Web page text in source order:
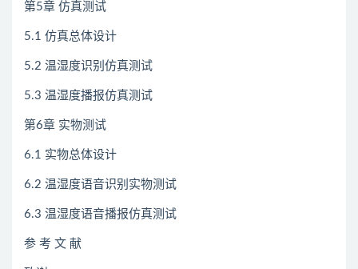
第5章 仿真测试
5.1 仿真总体设计
5.2 温湿度识别仿真测试
5.3 温湿度播报仿真测试
第6章 实物测试
6.1 实物总体设计
6.2 温湿度语音识别实物测试
6.3 温湿度语音播报仿真测试
参 考 文 献